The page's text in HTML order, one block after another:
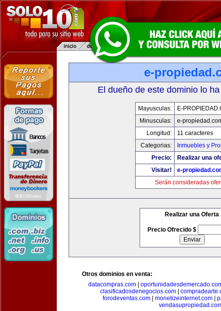
e-
El dueño de este dominio lo
Mayusculas:
E-
Minusculas:
e-
Longitud:
11 caracteres
Categorias:
Inmuebles y
Precio:
Realizar una
Visitar!
e-
Serán consideradas
Realizar una Oferta
Precio Ofrecido $
Otros dominios en venta:
datacompras.com
clasificadosdenegocios.com|
forodeventas.com| monetizeinternet.com|